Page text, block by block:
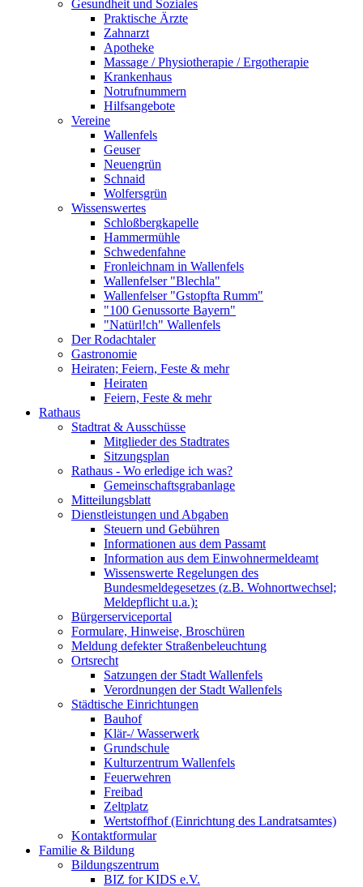
Gesundheit und Soziales
Praktische Ärzte
Zahnarzt
Apotheke
Massage / Physiotherapie / Ergotherapie
Krankenhaus
Notrufnummern
Hilfsangebote
Vereine
Wallenfels
Geuser
Neuengrün
Schnaid
Wolfersgrün
Wissenswertes
Schloßbergkapelle
Hammermühle
Schwedenfahne
Fronleichnam in Wallenfels
Wallenfelser "Blechla"
Wallenfelser "Gstopfta Rumm"
"100 Genussorte Bayern"
"Natürl!ch" Wallenfels
Der Rodachtaler
Gastronomie
Heiraten; Feiern, Feste & mehr
Heiraten
Feiern, Feste & mehr
Rathaus
Stadtrat & Ausschüsse
Mitglieder des Stadtrates
Sitzungsplan
Rathaus - Wo erledige ich was?
Gemeinschaftsgrabanlage
Mitteilungsblatt
Dienstleistungen und Abgaben
Steuern und Gebühren
Informationen aus dem Passamt
Information aus dem Einwohnermeldeamt
Wissenswerte Regelungen des
Bundesmeldegesetzes (z.B. Wohnortwechsel;
Meldepflicht u.a.):
Bürgerserviceportal
Formulare, Hinweise, Broschüren
Meldung defekter Straßenbeleuchtung
Ortsrecht
Satzungen der Stadt Wallenfels
Verordnungen der Stadt Wallenfels
Städtische Einrichtungen
Bauhof
Klär-/ Wasserwerk
Grundschule
Kulturzentrum Wallenfels
Feuerwehren
Freibad
Zeltplatz
Wertstoffhof (Einrichtung des Landratsamtes)
Kontaktformular
Familie & Bildung
Bildungszentrum
BIZ for KIDS e.V.